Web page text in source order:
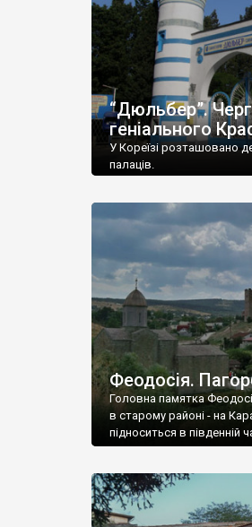
“Дюльбер”.
геніального
У Кореїзі розташовано
палаців.
Феодосія.
Головна памятка
в старому районі - на
підноситься в південній